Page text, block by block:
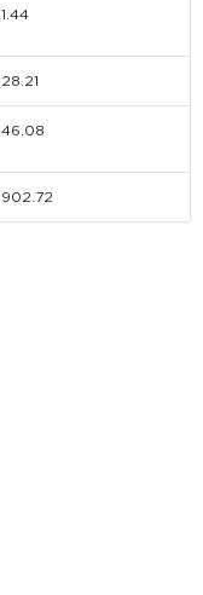
1.44
28.21
46.08
902.72